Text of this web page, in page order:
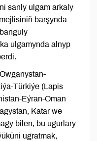
sanly ulgam arkaly
barşynda
ulgamynda alnyp
Türkiýe (Lapis
Eýran-Oman
Katar we
bilen, bu ugurlary
ugratmak,